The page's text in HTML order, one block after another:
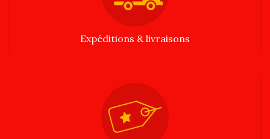
Expéditions & livraisons